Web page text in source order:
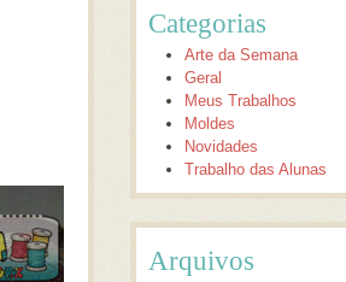
Categorias
Arte da Semana
Geral
Meus Trabalhos
Moldes
Novidades
Trabalho das Alunas
Arquivos